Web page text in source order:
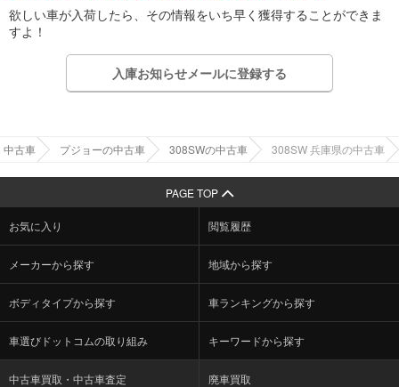
欲しい車が入荷したら、その情報をいち早く獲得することができま
すよ！
入庫お知らせメールに登録する
中古車 プジョーの中古車 308SWの中古車 308SW 兵庫県の中古車
PAGE TOP
お気に入り 閲覧履歴
メーカーから探す 地域から探す
ボディタイプから探す 車ランキングから探す
車選びドットコムの取り組み キーワードから探す
中古車買取・中古車査定 廃車買取